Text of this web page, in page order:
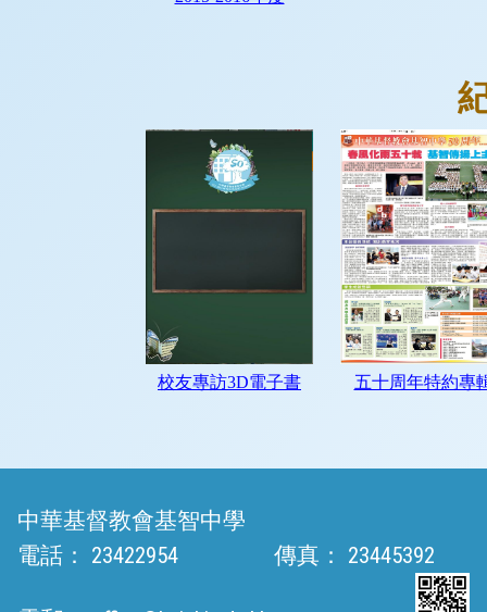
中華基督教會基智中學
電話：
23422954 傳真： 23445392